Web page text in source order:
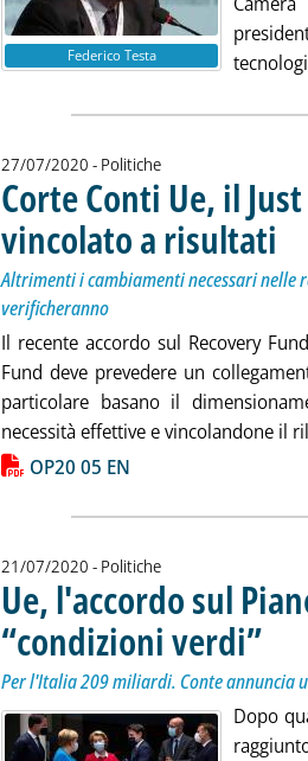
Federico Testa
27/07/2020 - Politiche
Corte Conti Ue, il
vincolato a risultati .
Altrimenti i cambiamenti necessari nelle
verificheranno
Il recente accordo sul Recovery
Fund deve prevedere un
particolare basano il
necessità effettive e vincolandone il
Lista allegati PDF alla notizia
OP20 05 EN
21/07/2020 - Politiche
Ue, l'accordo sul
“condizioni verdi”..
Per l'Italia 209 miliardi. Conte annuncia
Dopo